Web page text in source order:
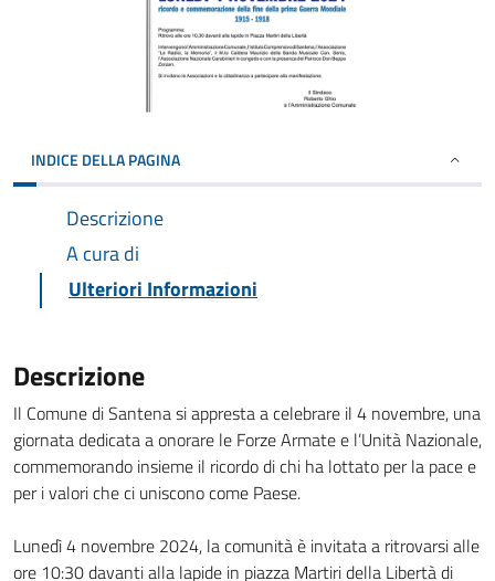
INDICE DELLA PAGINA
Descrizione
A cura di
Ulteriori Informazioni
Descrizione
Il Comune di Santena si appresta a celebrare il 4 novembre, una
giornata dedicata a onorare le Forze Armate e l’Unità Nazionale,
commemorando insieme il ricordo di chi ha lottato per la pace e
per i valori che ci uniscono come Paese.
Lunedì 4 novembre 2024, la comunità è invitata a ritrovarsi alle
ore 10:30 davanti alla lapide in piazza Martiri della Libertà di